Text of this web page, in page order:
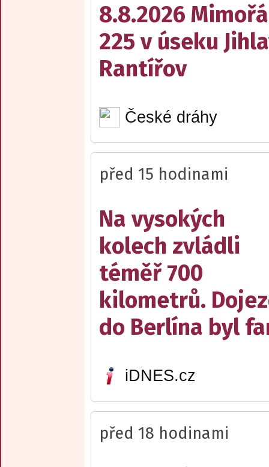
8.8.2026
225 v úseku
Rantířov
České dráhy
před 15 hodinami
Na vysokých
kolech zvládli
téměř 700
kilometrů.
do Berlína byl
iDNES.cz
před 18 hodinami